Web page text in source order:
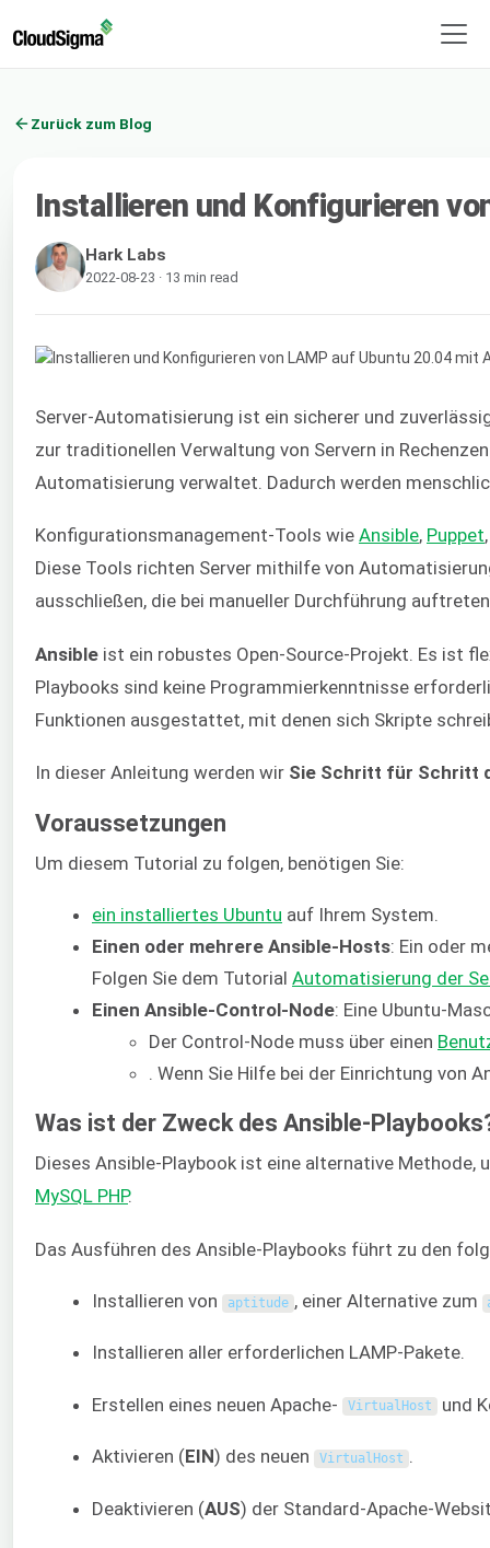
Zurück zum Blog
Installieren und Konfigurieren
Hark Labs
2022-08-23 · 13 min read
Server-Automatisierung ist ein sicherer und
zur traditionellen Verwaltung von Servern in
Automatisierung verwaltet. Dadurch werden
Konfigurationsmanagement-Tools wie Ansible, Puppet
Diese Tools richten Server mithilfe von
ausschließen, die bei manueller Durchführung
Ansible ist ein robustes Open-Source-Projekt. Es ist
Playbooks sind keine Programmierkenntnisse
Funktionen ausgestattet, mit denen sich Skripte
In dieser Anleitung werden wir Sie Schritt für Schritt
Voraussetzungen
Um diesem Tutorial zu folgen, benötigen Sie:
ein installiertes Ubuntu auf Ihrem System.
Einen oder mehrere Ansible-Hosts: Ein oder
Folgen Sie dem Tutorial Automatisierung der
Einen Ansible-Control-Node: Eine Ubuntu-
Der Control-Node muss über einen
. Wenn Sie Hilfe bei der Einrichtung von
Was ist der Zweck des Ansible-
Dieses Ansible-Playbook ist eine alternative
MySQL PHP.
Das Ausführen des Ansible-Playbooks führt zu den
Installieren von aptitude , einer Alternative zum
Installieren aller erforderlichen LAMP-Pakete.
Erstellen eines neuen Apache- VirtualHost und
Aktivieren (EIN) des neuen VirtualHost .
Deaktivieren (AUS) der Standard-Apache-